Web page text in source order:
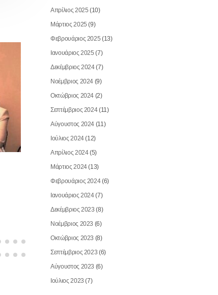
NOVEMBER 30, 2024
ΕΠΙΣΗΜΕΣ ΕΠΙΣΚΕΨΕΙΣ
Read More
Απρίλιος 2025 (10)
Μάρτιος 2025 (9)
Φεβρουάριος 2025 (13)
Ιανουάριος 2025 (7)
Δεκέμβριος 2024(7)
Νοέμβριος 2024 (9)
Οκτώβριος 2024 (2)
Σεπτέμβριος 2024(11)
Αύγουστος 2024 (11)
Ιούλιος 2024(12)
Απρίλιος 2024(5)
Μάρτιος 2024(13)
Φεβρουάριος 2024(6)
Ιανουάριος 2024(7)
Δεκέμβριος 2023 (8)
Νοέμβριος 2023 (6)
Οκτώβριος 2023 (8)
Σεπτέμβριος 2023 (6)
Αύγουστος 2023 (6)
Ιούλιος 2023 (7)